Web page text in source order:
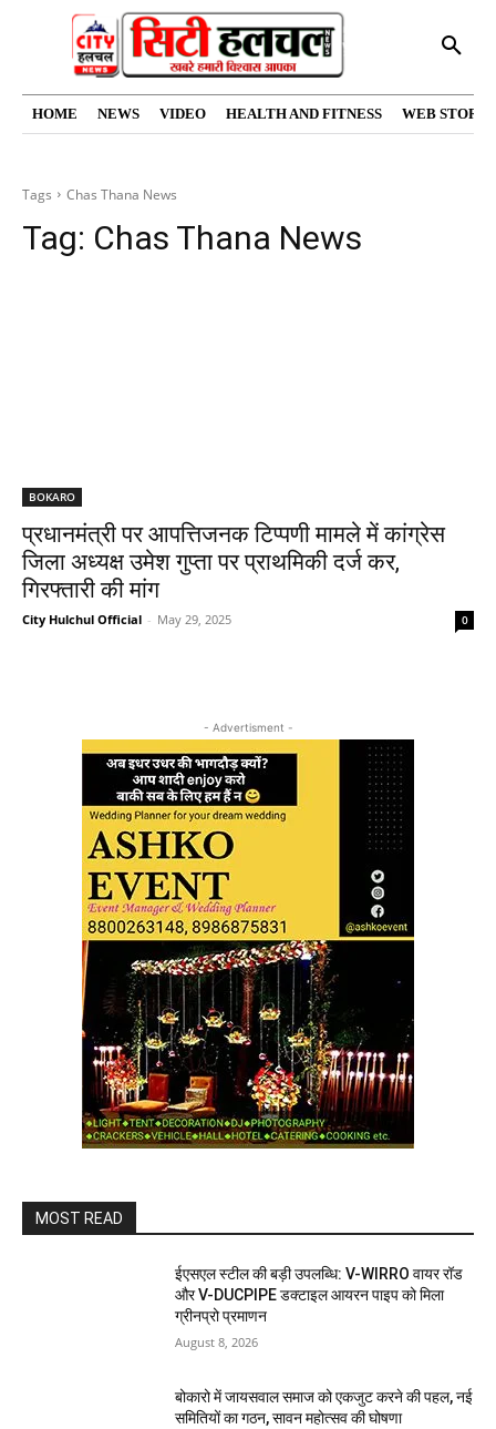
HOME NEWS VIDEO HEALTH AND FITNESS WEB
Tags Chas Thana News
Tag: Chas Thana News
BOKARO
प्रधानमंत्री पर आपत्तिजनक टिप्पणी मामले में कांग्रेस
जिला अध्यक्ष उमेश गुप्ता पर प्राथमिकी दर्ज कर,
गिरफ्तारी की मांग
City Hulchul Official - May 29, 2025 0
- Advertisment -
MOST READ
ईएसएल स्टील की बड़ी उपलब्धि: V-WIRRO वायर रॉड
और V-DUCPIPE डक्टाइल आयरन पाइप को मिला
ग्रीनप्रो प्रमाणन
August 8, 2026
बोकारो में जायसवाल समाज को एकजुट करने की पहल, नई
समितियों का गठन, सावन महोत्सव की घोषणा